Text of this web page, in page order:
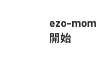
ezo-
開始